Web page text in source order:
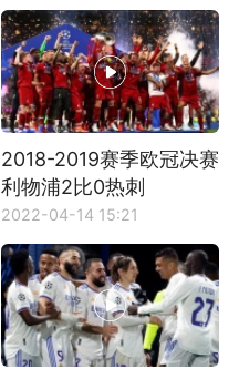
2018-2019赛季欧冠决赛
利物浦2比0热刺
2022-04-14 15:21